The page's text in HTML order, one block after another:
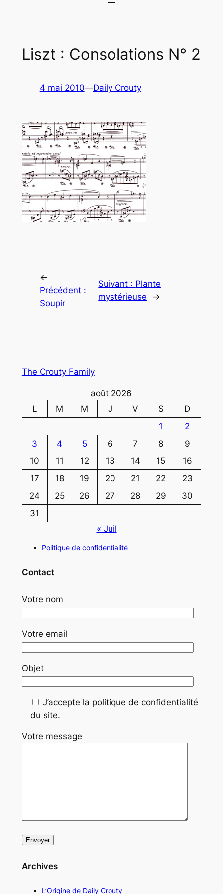
Liszt : Consolations N° 2
4 mai 2010—Daily Crouty
←
Précédent :
Soupir
Suivant : Plante
mystérieuse
→
The Crouty Family
août 2026
L
M M J V S
D
1
2
3
4 5 6 7 8
9
10
11 12 13 14 15
16
17
18 19 20 21 22
23
24
25 26 27 28 29
30
31
« Juil
Politique de confidentialité
Contact
Votre nom
Votre email
Objet
J’accepte la politique de confidentialité
du site.
Votre message
Archives
L’Origine de Daily Crouty